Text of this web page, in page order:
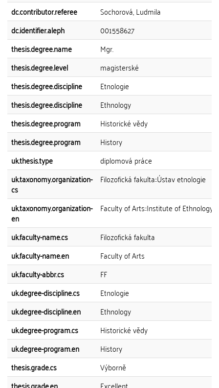
dc.contributor.referee
Sochorová, Ludmila
dc.identifier.aleph
001558627
thesis.degree.name
Mgr.
thesis.degree.level
magisterské
thesis.degree.discipline
Etnologie
thesis.degree.discipline
Ethnology
thesis.degree.program
Historické vědy
thesis.degree.program
History
uk.thesis.type
diplomová práce
uk.taxonomy.organization-
cs
Filozofická fakulta::Ústav etnologie
uk.taxonomy.organization-
en
Faculty of Arts::Institute of Ethnology
uk.faculty-name.cs
Filozofická fakulta
uk.faculty-name.en
Faculty of Arts
uk.faculty-abbr.cs
FF
uk.degree-discipline.cs
Etnologie
uk.degree-discipline.en
Ethnology
uk.degree-program.cs
Historické vědy
uk.degree-program.en
History
thesis.grade.cs
Výborně